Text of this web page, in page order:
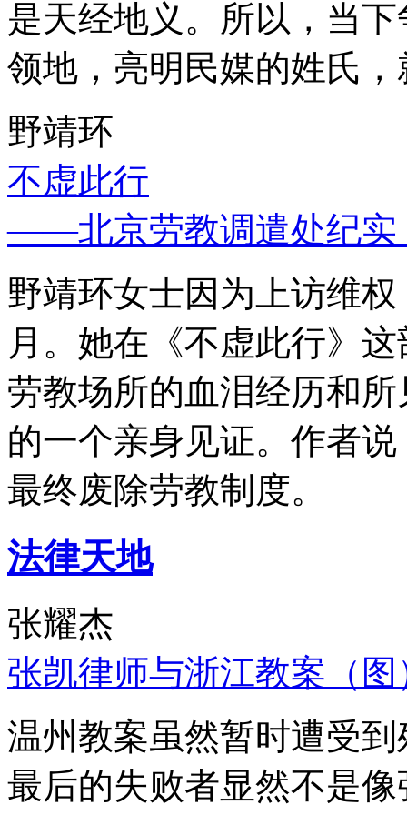
是天经地义。所以，当
领地，亮明民媒的姓氏
野靖环
不虚此行
——北京劳教调遣处纪实
野靖环女士因为上访维
月。她在《不虚此行》
劳教场所的血泪经历和
的一个亲身见证。作者
最终废除劳教制度。
法律天地
张耀杰
张凯律师与浙江教案（图
温州教案虽然暂时遭受
最后的失败者显然不是